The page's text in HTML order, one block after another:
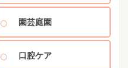
園芸庭園
口腔ケア